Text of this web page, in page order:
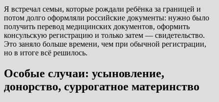
Я встречал семьи, которые рождали ребёнка за границей и
потом долго оформляли российские документы: нужно было
получить перевод медицинских документов, оформить
консульскую регистрацию и только затем — свидетельство.
Это заняло больше времени, чем при обычной регистрации,
но в итоге всё решилось.
Особые случаи: усыновление,
донорство, суррогатное материнство